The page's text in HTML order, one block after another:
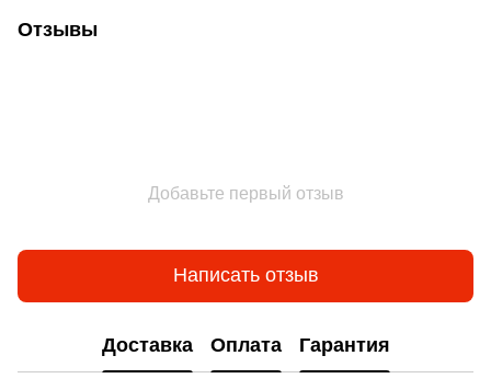
Отзывы
Добавьте первый отзыв
Написать отзыв
Доставка Оплата Гарантия